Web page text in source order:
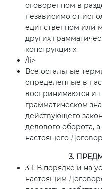
оговоренном в
независимо от
единственном или
других
конструкциях.
/li>
Все остальные
определенные в
воспринимаются и
грамматическом
действующего
делового оборота,
настоящего
3.
3.1. В порядке и на
настоящим